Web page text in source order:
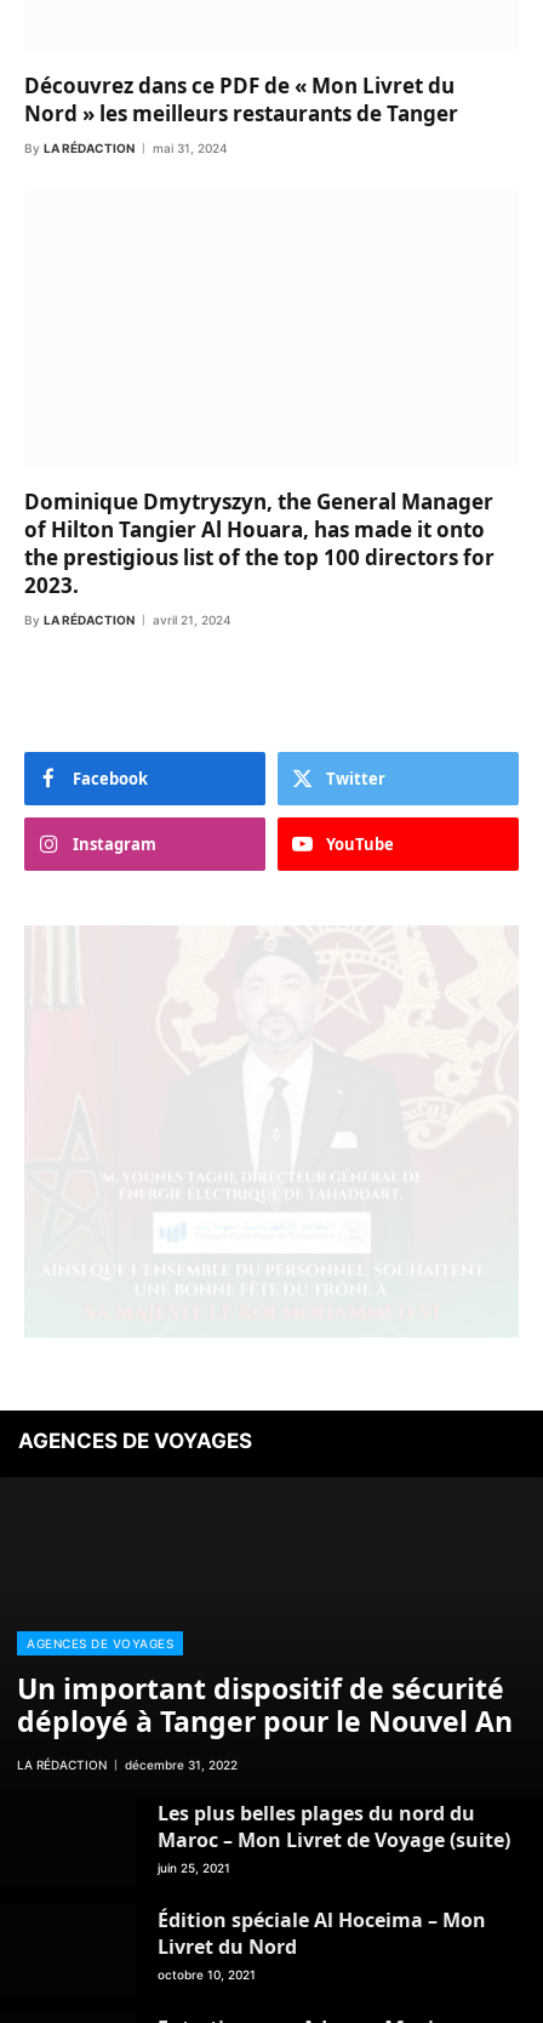
Découvrez dans ce PDF de « Mon Livret du
Nord » les meilleurs restaurants de Tanger
By LA RÉDACTION mai 31, 2024
Dominique Dmytryszyn, the General Manager
of Hilton Tangier Al Houara, has made it onto
the prestigious list of the top 100 directors for
2023.
By LA RÉDACTION avril 21, 2024
Facebook Twitter
Instagram YouTube
AGENCES DE VOYAGES
AGENCES DE VOYAGES
Un important dispositif de sécurité
déployé à Tanger pour le Nouvel An
LA RÉDACTION décembre 31, 2022
Les plus belles plages du nord du
Maroc – Mon Livret de Voyage (suite)
juin 25, 2021
Édition spéciale Al Hoceima – Mon
Livret du Nord
octobre 10, 2021